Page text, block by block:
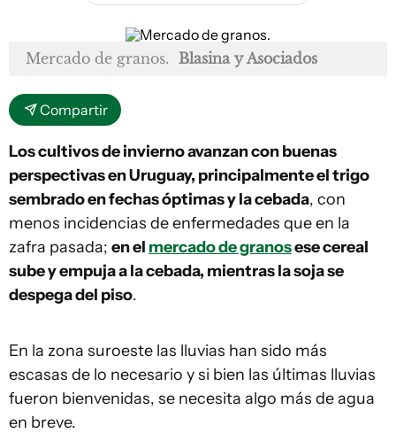
Mercado de granos. Blasina y Asociados
Compartir
Los cultivos de invierno avanzan con buenas
perspectivas en Uruguay, principalmente el trigo
sembrado en fechas óptimas y la cebada, con
menos incidencias de enfermedades que en la
zafra pasada; en el mercado de granosese cereal
sube y empuja a la cebada, mientras la soja se
despega del piso.
En la zona suroeste las lluvias han sido más
escasas de lo necesario y si bien las últimas lluvias
fueron bienvenidas, se necesita algo más de agua
en breve.